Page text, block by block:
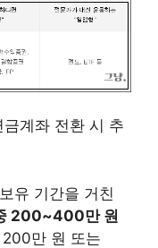
계좌 전환 시 추
유 기간을 거친
200~400만 원
만 원 또는